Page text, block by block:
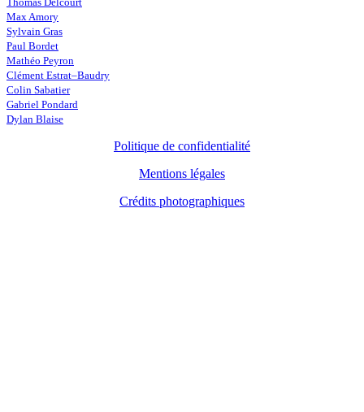
Max Amory
Sylvain Gras
Paul Bordet
Mathéo Peyron
Clément Estrat–Baudry
Colin Sabatier
Gabriel Pondard
Dylan Blaise
Politique de confidentialité
Mentions légales
Crédits photographiques